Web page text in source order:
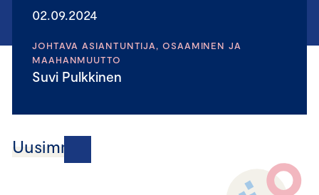
02.09.2024
JOHTAVA ASIANTUNTIJA, OSAAMINEN JA
MAAHANMUUTTO
Suvi Pulkkinen
Uusimmat